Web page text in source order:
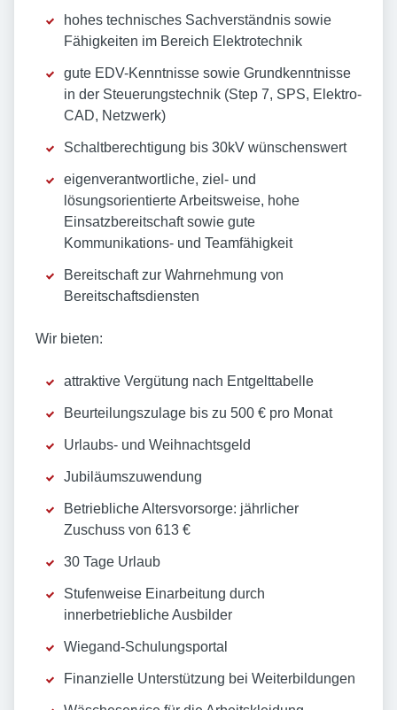
hohes technisches Sachverständnis sowie
Fähigkeiten im Bereich Elektrotechnik
gute EDV-Kenntnisse sowie Grundkenntnisse
in der Steuerungstechnik (Step 7, SPS, Elektro-
CAD, Netzwerk)
Schaltberechtigung bis 30kV wünschenswert
eigenverantwortliche, ziel- und
lösungsorientierte Arbeitsweise, hohe
Einsatzbereitschaft sowie gute
Kommunikations- und Teamfähigkeit
Bereitschaft zur Wahrnehmung von
Bereitschaftsdiensten
Wir bieten:
attraktive Vergütung nach Entgelttabelle
Beurteilungszulage bis zu 500 € pro Monat
Urlaubs- und Weihnachtsgeld
Jubiläumszuwendung
Betriebliche Altersvorsorge: jährlicher
Zuschuss von 613 €
30 Tage Urlaub
Stufenweise Einarbeitung durch
innerbetriebliche Ausbilder
Wiegand-Schulungsportal
Finanzielle Unterstützung bei Weiterbildungen